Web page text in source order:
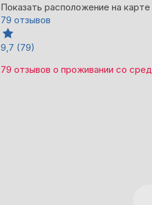
Показать расположение на карте
79 отзывов
9,7 (79)
79 отзывов о проживании со